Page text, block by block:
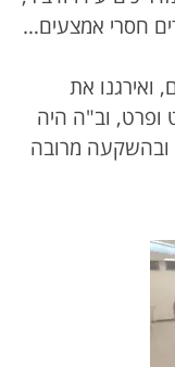
חסרי אמצעים…
ואירגנו את
ופרט, וב"ה היה
ובהשקעה מרובה